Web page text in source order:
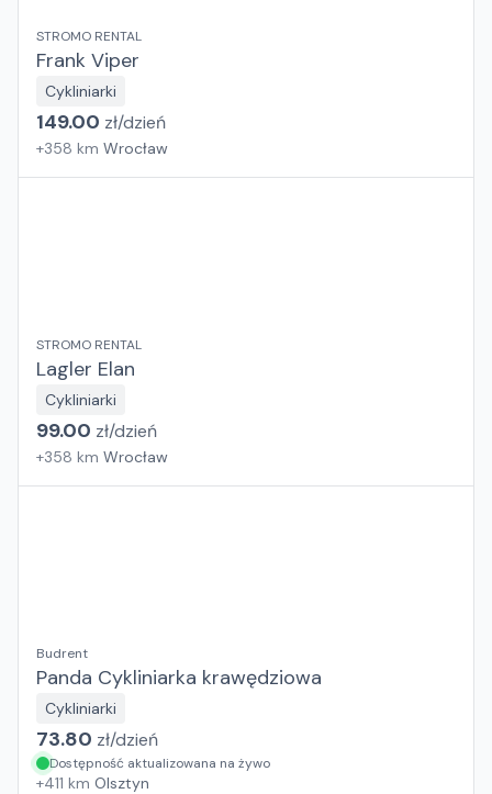
STROMO RENTAL
Frank Viper
Cykliniarki
149.00 zł/dzień
+358 km Wrocław
STROMO RENTAL
Lagler Elan
Cykliniarki
99.00 zł/dzień
+358 km Wrocław
Budrent
Panda Cykliniarka krawędziowa
Cykliniarki
73.80 zł/dzień
Dostępność aktualizowana na żywo
+411 km Olsztyn